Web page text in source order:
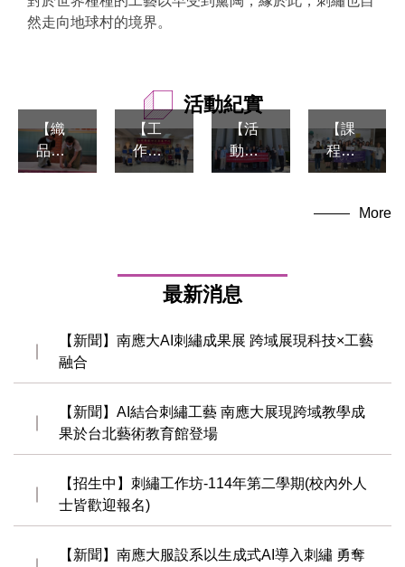
然走向地球村的境界。
活動紀實
【織
品文
物保
物現
況檢
26/08/
04
【工
作
坊】
繡-20
26/07/
2026/
【活
動】
臺灣
果/校
外參
26/07/
【課
程】
114-2
修護
訪-20
More
最新消息
【新聞】南應大AI刺繡成果展 跨域展現科技×工藝
融合
【新聞】AI結合刺繡工藝 南應大展現跨域教學成
果於台北藝術教育館登場
【招生中】刺繡工作坊-114年第二學期(校內外人
士皆歡迎報名)
【新聞】南應大服設系以生成式AI導入刺繡 勇奪